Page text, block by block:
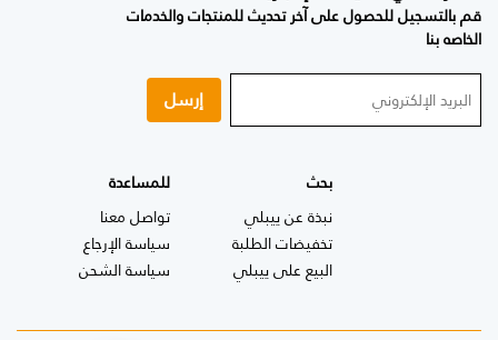
قم بالتسجيل للحصول على آخر تحديث للمنتجات والخدمات
الخاصه بنا
إرسل
بحث
نبذة عن ييبلي
تخفيضات الطلبة
البيع على ييبلي
للمساعدة
تواصل معنا
سياسة الإرجاع
سياسة الشحن